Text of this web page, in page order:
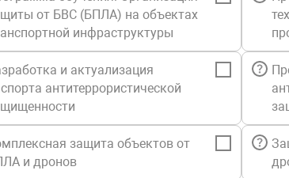
от БВС (БПЛА) на объектах
инфраструктуры
и актуализация
антитеррористической
защита объектов от
и дронов